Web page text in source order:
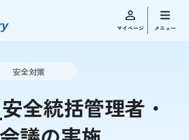
全統括管理者・
安全対策